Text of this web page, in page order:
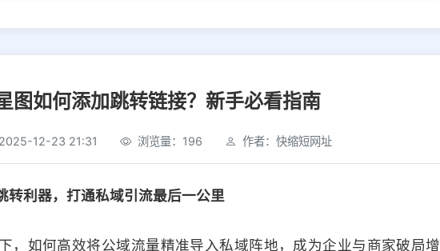
图如何添加跳转链接？新手必看指南
12-23 21:31 浏览量：196 作者：快缩短网址
利器，打通私域引流最后一公里
，如何高效将公域流量精准导入私域阵地，成为企业与商家破局增